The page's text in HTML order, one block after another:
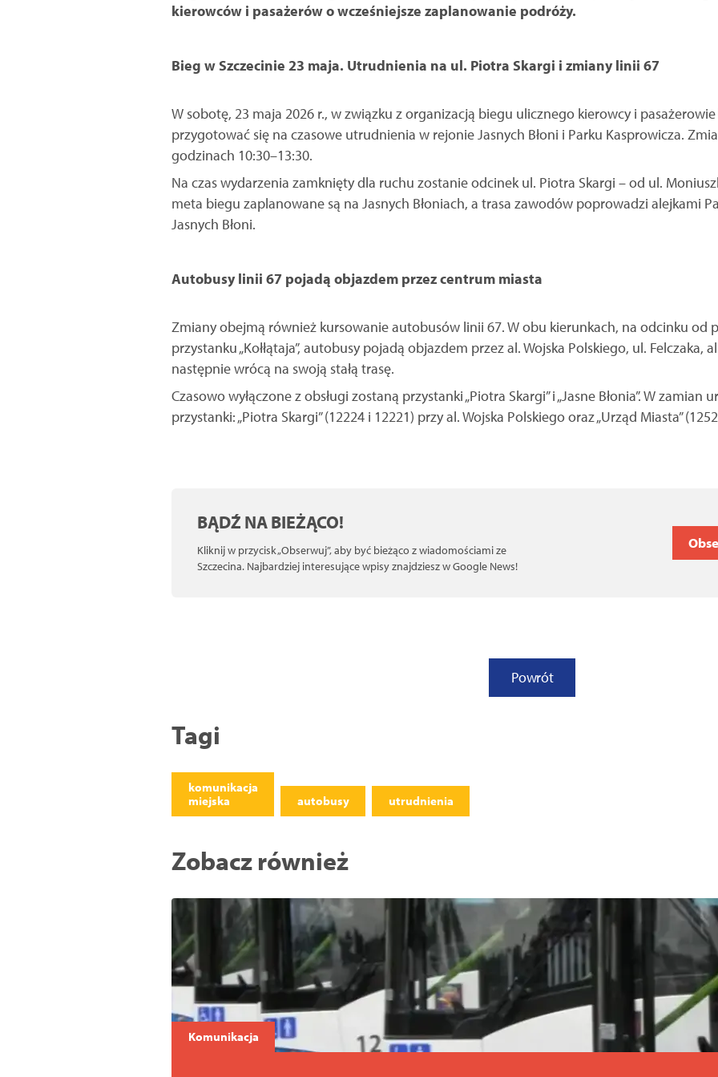
kierowców i pasażerów o wcześniejsze zaplanowanie podróży.
Bieg w Szczecinie 23 maja. Utrudnienia na ul. Piotra Skargi i zmiany linii 67
W sobotę, 23 maja 2026 r., w związku z organizacją biegu ulicznego kierowcy i
przygotować się na czasowe utrudnienia w rejonie Jasnych Błoni i Parku Kasprowicza.
godzinach 10:30–13:30.
Na czas wydarzenia zamknięty dla ruchu zostanie odcinek ul. Piotra Skargi – od ul.
meta biegu zaplanowane są na Jasnych Błoniach, a trasa zawodów poprowadzi alejkami
Jasnych Błoni.
Autobusy linii 67 pojadą objazdem przez centrum miasta
Zmiany obejmą również kursowanie autobusów linii 67. W obu kierunkach, na odcinku od
przystanku „Kołłątaja”, autobusy pojadą objazdem przez al. Wojska Polskiego, ul. Felczaka,
następnie wrócą na swoją stałą trasę.
Czasowo wyłączone z obsługi zostaną przystanki „Piotra Skargi” i „Jasne Błonia”. W
przystanki: „Piotra Skargi” (12224 i 12221) przy al. Wojska Polskiego oraz „Urząd Miasta”
BĄDŹ NA BIEŻĄCO!
Kliknij w przycisk „Obserwuj”, aby być bieżąco z wiadomościami ze
Szczecina. Najbardziej interesujące wpisy znajdziesz w Google News!
Powrót
Tagi
komunikacja
miejska
autobusy utrudnienia
Zobacz również
Komunikacja